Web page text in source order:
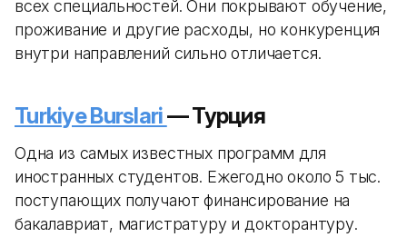
всех специальностей. Они покрывают обучение,
проживание и другие расходы, но конкуренция
внутри направлений сильно отличается.
Turkiye Burslari— Турция
Одна из самых известных программ для
иностранных студентов. Ежегодно около 5 тыс.
поступающих получают финансирование на
бакалавриат, магистратуру и докторантуру.